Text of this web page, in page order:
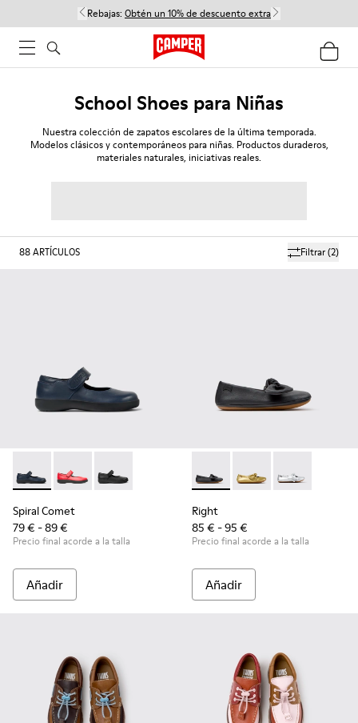
Rebajas: Obtén un 10% de descuento extra
School Shoes para Niñas
Nuestra colección de zapatos escolares de la última temporada.
Modelos clásicos y contemporáneos para niñas. Productos duraderos,
materiales naturales, iniciativas reales.
Filtrar(2)
88ARTÍCULOS
Spiral Comet - 80356-031 - Zapatos de piel azules para niños.
Spiral Comet - 80356-030
Spiral Comet - 80356-003 - Zapatos de piel
Spiral Comet
79 € - 89 €
Precio final acorde a la talla
Añadir
Right - K800702-006 -
Right - K800702-004
Right -
Right
85 € - 95 €
Precio final acorde a la talla
Añadir